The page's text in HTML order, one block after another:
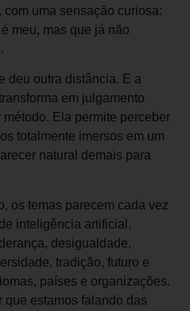
uma sensação curiosa:
meu, mas que já não
deu outra distância. E a
em julgamento
Ela permite perceber
totalmente imersos em um
natural demais para
os temas parecem cada vez
inteligência artificial,
desigualdade,
tradição, futuro e
países e organizações.
que estamos falando das